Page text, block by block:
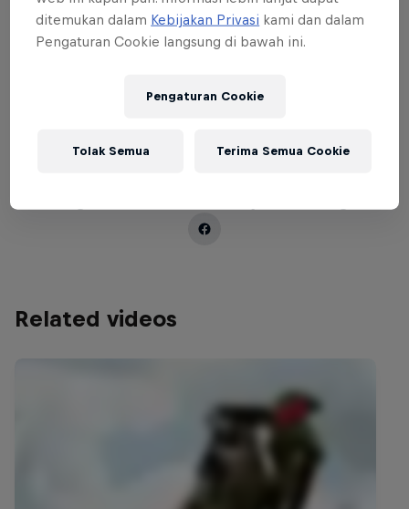
Part of this event
Australia
Related videos
ditemukan dalam Kebijakan Privasi kami dan dalam
Pengaturan Cookie langsung di bawah ini.
Pengaturan Cookie
Tolak Semua Terima Semua Cookie